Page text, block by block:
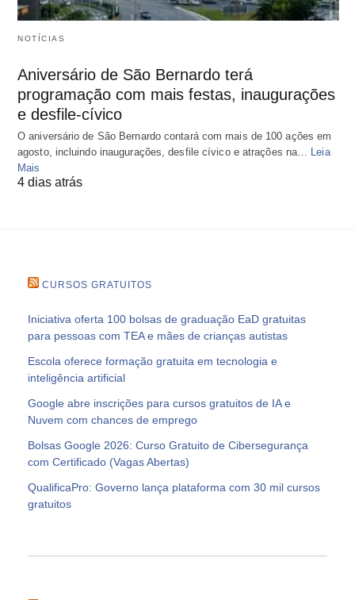
NOTÍCIAS
Aniversário de São Bernardo terá
programação com mais festas, inaugurações
e desfile-cívico
O aniversário de São Bernardo contará com mais de 100 ações em
agosto, incluindo inaugurações, desfile cívico e atrações na…
Leia
Mais
4 dias atrás
CURSOS GRATUITOS
Iniciativa oferta 100 bolsas de graduação EaD gratuitas
para pessoas com TEA e mães de crianças autistas
Escola oferece formação gratuita em tecnologia e
inteligência artificial
Google abre inscrições para cursos gratuitos de IA e
Nuvem com chances de emprego
Bolsas Google 2026: Curso Gratuito de Cibersegurança
com Certificado (Vagas Abertas)
QualificaPro: Governo lança plataforma com 30 mil cursos
gratuitos